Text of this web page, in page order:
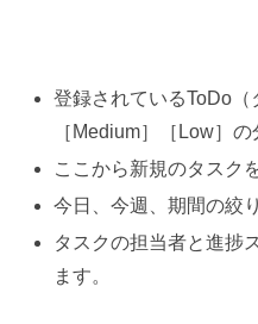
登録されているToDo（
［Medium］［Low］
ここから新規のタスク
今日、今週、期間の絞
タスクの担当者と進捗
ます。